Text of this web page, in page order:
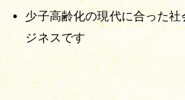
少子高齢化の現代に合った
ジネスです